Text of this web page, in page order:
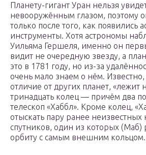
Планету-гигант Уран нельзя
невооружённым глазом, поэтому
только после того, как появились
инструменты. Хотя астрономы
Уильяма Гершеля, именно он
видит не очередную звезду, а
это в 1781 году, но из-за
очень мало знаем о нём. Известно,
отличие от других планет, «лежит
тринадцать колец — причём два
телескоп «Хаббл». Кроме колец,
отыскать пару ранее
спутников, один из которых (Маб)
орбиту с самым внешним кольцом.